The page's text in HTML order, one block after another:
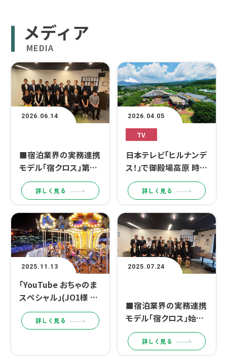
メディア
MEDIA
2026.06.14
■宿泊業界の実務連携
モデル「宿クロス」第2
期成果発表会を開催■
詳しく見る
2026.04.05
TV
日本テレビ「ヒルナンデ
ス！」で御殿場高原 時之
栖が紹介されました。
詳しく見る
2025.11.13
「YouTube おちゃのま
スペシャル」(JO1様 ご
出演)の配信が御殿場
高原 時之栖で行われま
詳しく見る
2025.07.24
■宿泊業界の実務連携
モデル「宿クロス」始動
■
詳しく見る